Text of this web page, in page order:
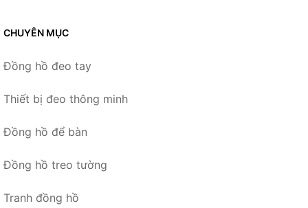
CHUYÊN MỤC
Đồng hồ đeo tay
Thiết bị đeo thông minh
Đồng hồ để bàn
Đồng hồ treo tường
Tranh đồng hồ